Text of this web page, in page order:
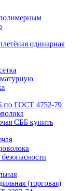
одинарная
по ГОСТ 4752-79
СББ купить
(торговая)